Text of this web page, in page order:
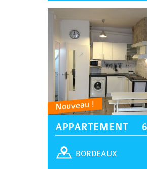
Nouveau !
APPARTEMENT
BORDEAUX